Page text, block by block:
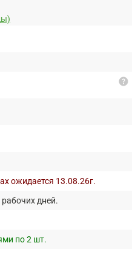
help
ожидается 13.08.26г.
дней.
по 2 шт.